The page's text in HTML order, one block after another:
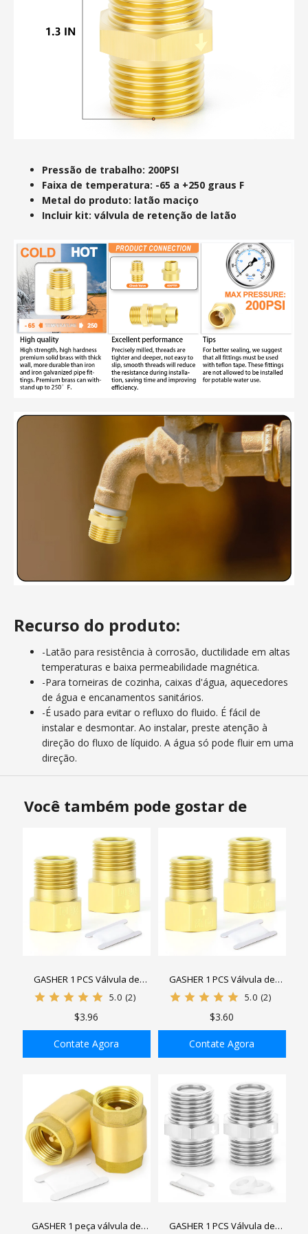
Pressão de trabalho: 200PSI
Faixa de temperatura: -65 a +250 graus F
Metal do produto: latão maciço
Incluir kit: válvula de retenção de latão
Recurso do produto:
-Latão para resistência à corrosão, ductilidade em altas
temperaturas e baixa permeabilidade magnética.
-Para torneiras de cozinha, caixas d'água, aquecedores
de água e encanamentos sanitários.
-É usado para evitar o refluxo do fluido. É fácil de
instalar e desmontar. Ao instalar, preste atenção à
direção do fluxo de líquido. A água só pode fluir em uma
direção.
Você também pode gostar de
ADICIONAR À SACOLA
GASHER 1 PCS Válvula de
Retenção de Latão 1/2" Macho
Prevenção de Retorno,
Unidirecional Sem Retorno
5.0 (2)
$3.96
Contate Agora
ADICIONAR À SACOLA
GASHER 1 PCS Válvula de
Retenção de Latão 1/2" Fêmea
Prevenção de Retorno,
Unidirecional Sem Retorno
5.0 (2)
$3.60
Contate Agora
GASHER 1 peça válvula de
GASHER 1 PCS Válvula de